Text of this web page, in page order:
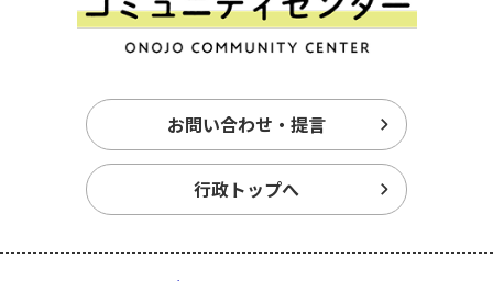
お問い合わせ・提言
行政トップへ